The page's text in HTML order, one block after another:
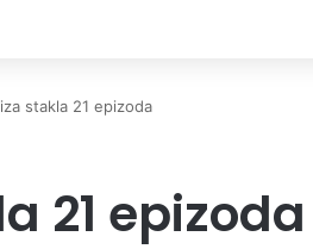
stakla 21 epizoda
21 epizoda